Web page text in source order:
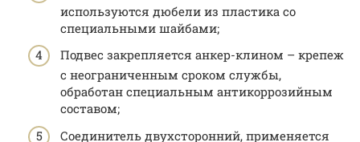
используются дюбели из пластика со
специальными шайбами;
Подвес закрепляется анкер-клином – крепеж
с неограниченным сроком службы,
обработан специальным антикоррозийным
составом;
Соединитель двухсторонний, применяется